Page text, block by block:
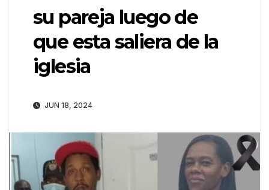
su pareja luego de
que esta saliera de la
iglesia
JUN 18, 2024